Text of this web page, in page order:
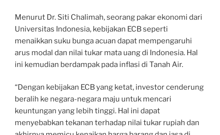
Menurut Dr. Siti Chalimah, seorang pakar ekonomi dari
Universitas Indonesia, kebijakan ECB seperti
menaikkan suku bunga acuan dapat mempengaruhi
arus modal dan nilai tukar mata uang di Indonesia. Hal
ini kemudian berdampak pada inflasi di Tanah Air.
“Dengan kebijakan ECB yang ketat, investor cenderung
beralih ke negara-negara maju untuk mencari
keuntungan yang lebih tinggi. Hal ini dapat
menyebabkan tekanan terhadap nilai tukar rupiah dan